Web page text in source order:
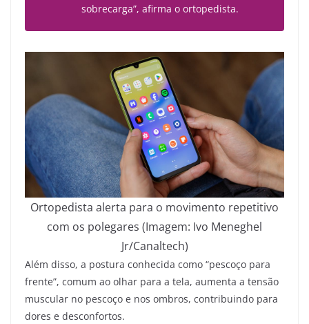
sobrecarga”, afirma o ortopedista.
Ortopedista alerta para o movimento repetitivo
com os polegares (Imagem: Ivo Meneghel
Jr/Canaltech)
Além disso, a postura conhecida como “pescoço para
frente”, comum ao olhar para a tela, aumenta a tensão
muscular no pescoço e nos ombros, contribuindo para
dores e desconfortos.